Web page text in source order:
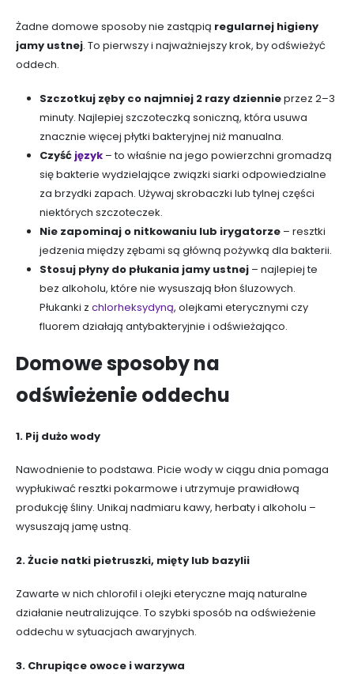
Żadne domowe sposoby nie zastąpią regularnej higieny
jamy ustnej. To pierwszy i najważniejszy krok, by odświeżyć
oddech.
Szczotkuj zęby co najmniej 2 razy dziennieprzez 2–3
minuty. Najlepiej szczoteczką soniczną, która usuwa
znacznie więcej płytki bakteryjnej niż manualna.
Czyść język– to właśnie na jego powierzchni gromadzą
się bakterie wydzielające związki siarki odpowiedzialne
za brzydki zapach. Używaj skrobaczki lub tylnej części
niektórych szczoteczek.
Nie zapominaj o nitkowaniu lub irygatorze– resztki
jedzenia między zębami są główną pożywką dla bakterii.
Stosuj płyny do płukania jamy ustnej– najlepiej te
bez alkoholu, które nie wysuszają błon śluzowych.
Płukanki z chlorheksydyną, olejkami eterycznymi czy
fluorem działają antybakteryjnie i odświeżająco.
Domowe sposoby na
odświeżenie oddechu
1. Pij dużo wody
Nawodnienie to podstawa. Picie wody w ciągu dnia pomaga
wypłukiwać resztki pokarmowe i utrzymuje prawidłową
produkcję śliny. Unikaj nadmiaru kawy, herbaty i alkoholu –
wysuszają jamę ustną.
2. Żucie natki pietruszki, mięty lub bazylii
Zawarte w nich chlorofil i olejki eteryczne mają naturalne
działanie neutralizujące. To szybki sposób na odświeżenie
oddechu w sytuacjach awaryjnych.
3. Chrupiące owoce i warzywa